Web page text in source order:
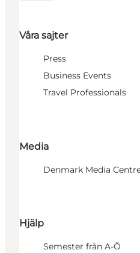
Våra sajter
Press
Business Events
Travel Professionals
Media
Denmark Media
Hjälp
Semester från A-Ö